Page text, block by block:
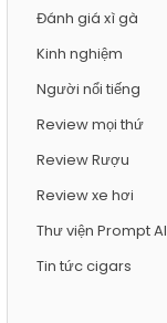
Đánh giá xì gà
Kinh nghiệm
Người nổi tiếng
Review mọi thứ
Review Rượu
Review xe hơi
Thư viện Prompt AI
Tin tức cigars